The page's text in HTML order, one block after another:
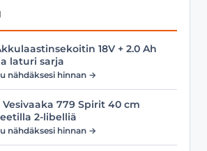
18V + 2.0 Ah
laturi sarja
nähdäksesi hinnan →
Vesivaaka 779 Spirit 40 cm
2-libelliä
nähdäksesi hinnan →